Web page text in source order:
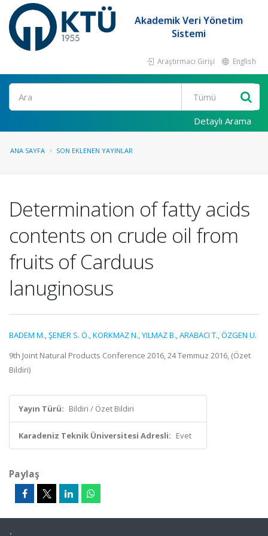
Akademik Veri Yönetim
Sistemi
Araştırmacı Girişi English
Ara
Detaylı Arama
ANA SAYFA SON EKLENEN YAYINLAR
Determination of fatty acids
contents on crude oil from
fruits of Carduus
lanuginosus
BADEM M.,ŞENER S. Ö.,KORKMAZ N.,YILMAZ B.,ARABACI T.,ÖZGEN U.
9th Joint Natural Products Conference 2016, 24 Temmuz 2016, (Özet
Bildiri)
Yayın Türü: Bildiri / Özet Bildiri
Karadeniz Teknik Üniversitesi Adresli: Evet
Paylaş